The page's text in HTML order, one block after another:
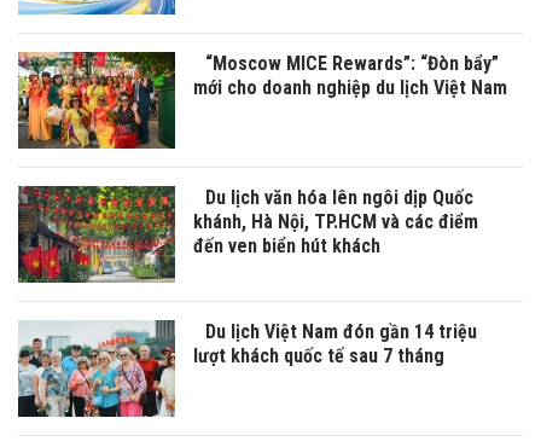
“Moscow MICE Rewards”: “Đòn bẩy”
mới cho doanh nghiệp du lịch Việt Nam
Du lịch văn hóa lên ngôi dịp Quốc
khánh, Hà Nội, TP.HCM và các điểm
đến ven biển hút khách
Du lịch Việt Nam đón gần 14 triệu
lượt khách quốc tế sau 7 tháng